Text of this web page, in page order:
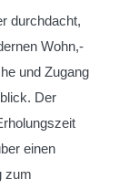
durchdacht,
Wohn,-
und Zugang
Der
einen
zum